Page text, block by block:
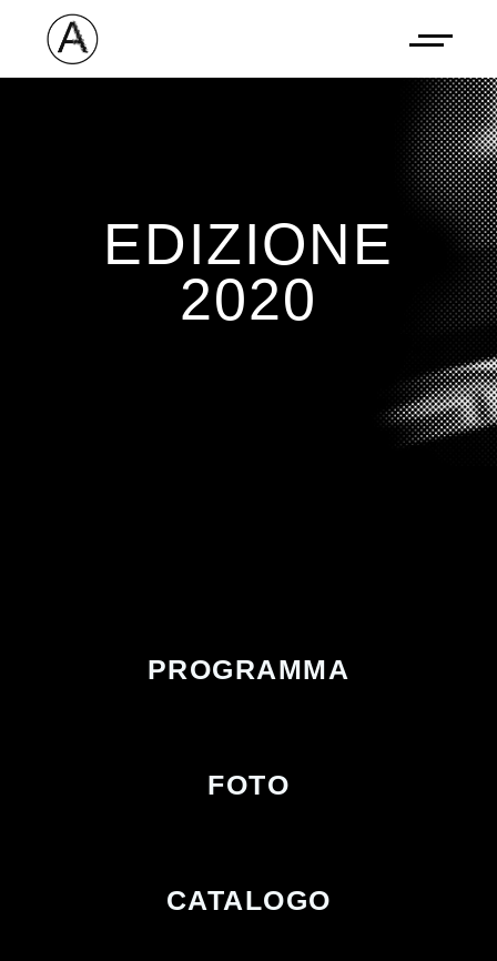
EDIZIONE
2020
PROGRAMMA
FOTO
CATALOGO